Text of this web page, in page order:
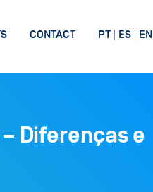
CONTACT PT ES EN
Diferenças e